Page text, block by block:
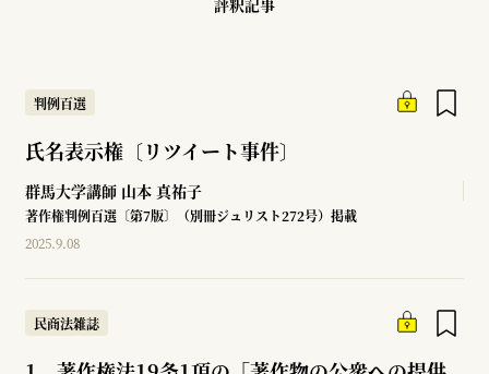
評釈記事
判例百選
氏名表示権〔リツイート事件〕
群馬大学講師 山本 真祐子
著作権判例百選〔第7版〕（別冊ジュリスト272号）掲載
2025.9.08
民商法雑誌